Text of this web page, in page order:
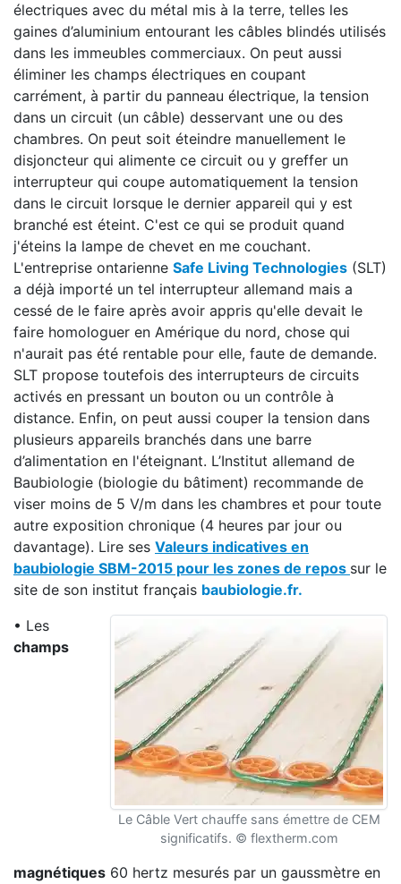
électriques avec du métal mis à la terre, telles les
gaines d’aluminium entourant les câbles blindés utilisés
dans les immeubles commerciaux. On peut aussi
éliminer les champs électriques en coupant
carrément, à partir du panneau électrique, la tension
dans un circuit (un câble) desservant une ou des
chambres. On peut soit éteindre manuellement le
disjoncteur qui alimente ce circuit ou y greffer un
interrupteur qui coupe automatiquement la tension
dans le circuit lorsque le dernier appareil qui y est
branché est éteint. C'est ce qui se produit quand
j'éteins la lampe de chevet en me couchant.
L'entreprise ontarienne Safe Living Technologies (SLT)
a déjà importé un tel interrupteur allemand mais a
cessé de le faire après avoir appris qu'elle devait le
faire homologuer en Amérique du nord, chose qui
n'aurait pas été rentable pour elle, faute de demande.
SLT propose toutefois des interrupteurs de circuits
activés en pressant un bouton ou un contrôle à
distance. Enfin, on peut aussi couper la tension dans
plusieurs appareils branchés dans une barre
d’alimentation en l'éteignant. L’Institut allemand de
Baubiologie (biologie du bâtiment) recommande de
viser moins de 5 V/m dans les chambres et pour toute
autre exposition chronique (4 heures par jour ou
davantage). Lire ses Valeurs indicatives en
baubiologie SBM-2015 pour les zones de repos sur le
site de son institut français baubiologie.fr.
Le Câble Vert chauffe sans émettre de CEM
significatifs. © flextherm.com
• Les
champs
magnétiques 60 hertz mesurés par un gaussmètre en